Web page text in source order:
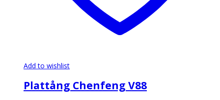
Add to wishlist
Plattång Chenfeng V88